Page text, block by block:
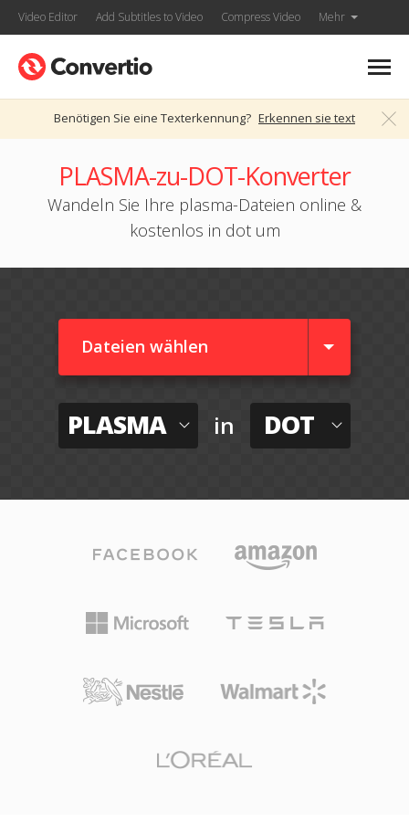
Video Editor Add Subtitles to Video Compress Video Mehr
Benötigen Sie eine Texterkennung? Erkennen sie text
PLASMA-zu-DOT-Konverter
Wandeln Sie Ihre plasma-Dateien online &
kostenlos in dot um
Dateien wählen
PLASMA in DOT